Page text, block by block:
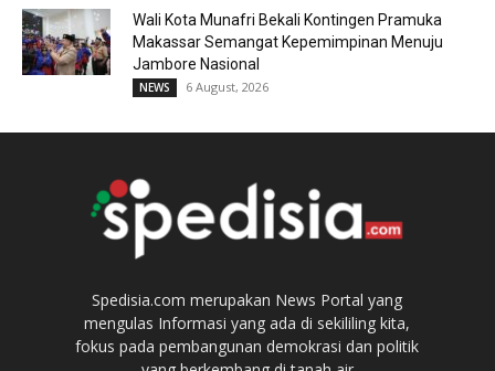
Wali Kota Munafri Bekali Kontingen Pramuka
Makassar Semangat Kepemimpinan Menuju
Jambore Nasional
NEWS 6 August, 2026
Spedisia.com merupakan News Portal yang
mengulas Informasi yang ada di sekililing kita,
fokus pada pembangunan demokrasi dan politik